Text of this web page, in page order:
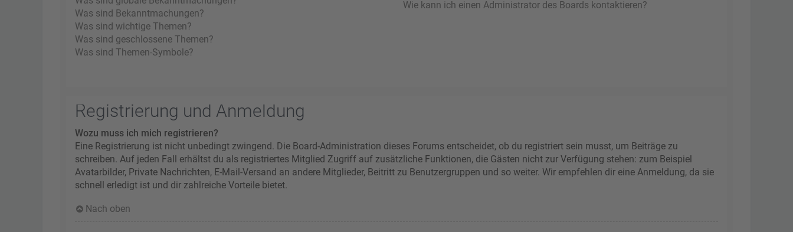
Was sind Bekanntmachungen?
Was sind wichtige Themen?
Was sind geschlossene Themen?
Was sind Themen-Symbole?
Wie kann ich einen Administrator des Boards kontaktieren?
Registrierung und Anmeldung
Wozu muss ich mich registrieren?
Eine Registrierung ist nicht unbedingt zwingend. Die Board-Administration dieses Forums entscheidet, ob du registriert sein musst, um Beiträge zu
schreiben. Auf jeden Fall erhältst du als registriertes Mitglied Zugriff auf zusätzliche Funktionen, die Gästen nicht zur Verfügung stehen: zum Beispiel
Avatarbilder, Private Nachrichten, E-Mail-Versand an andere Mitglieder, Beitritt zu Benutzergruppen und so weiter. Wir empfehlen dir eine Anmeldung, da sie
schnell erledigt ist und dir zahlreiche Vorteile bietet.
Nach oben